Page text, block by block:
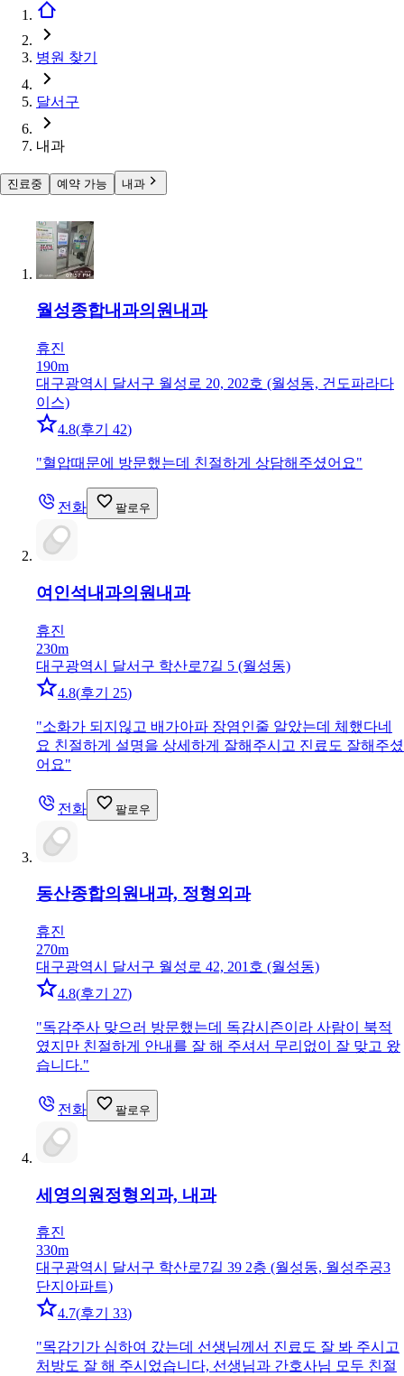
병원 찾기
달서구
내과
진료중 예약 가능 내과
월성종합내과의원내과
휴진
190m
대구광역시 달서구 월성로 20, 202호 (월성동, 건도파라다
이스)
4.8(후기 42)
"혈압때문에 방문했는데 친절하게 상담해주셨어요"
전화 팔로우
여인석내과의원 내과
휴진
230m
대구광역시 달서구 학산로7길 5 (월성동)
4.8(후기 25)
"소화가 되지읺고 배가아파 장염인줄 알았는데 체했다네
요 친절하게 설명을 상세하게 잘해주시고 진료도 잘해주셨
어요"
전화 팔로우
동산종합의원내과, 정형외과
휴진
270m
대구광역시 달서구 월성로 42, 201호 (월성동)
4.8(후기 27)
"독감주사 맞으러 방문했는데 독감시즌이라 사람이 북적
였지만 친절하게 안내를 잘 해 주셔서 무리없이 잘 맞고 왔
습니다."
전화 팔로우
세영의원 정형외과, 내과
휴진
330m
대구광역시 달서구 학산로7길 39 2층 (월성동, 월성주공3
단지아파트)
4.7(후기 33)
"목감기가 심하여 갔는데 선생님께서 진료도 잘 봐 주시고
처방도 잘 해 주시었습니다, 선생님과 간호사님 모두 친절